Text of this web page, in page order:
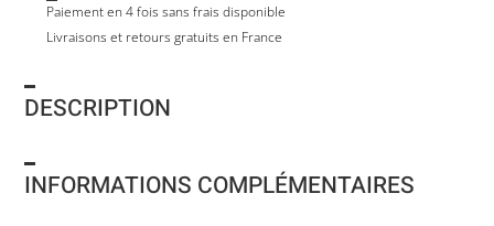
Paiement en 4 fois sans frais disponible
Livraisons et retours gratuits en France
DESCRIPTION
INFORMATIONS COMPLÉMENTAIRES